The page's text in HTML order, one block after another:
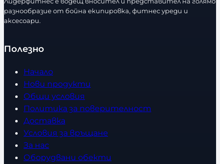
разнообразие от бойна екипировка, фитнес уреди и
аксесоари.
Полезно
Начало
Нови продукти
Общи условия
Политика за поверителност
Доставка
Условия за връщане
За нас
Оборудвани обекти